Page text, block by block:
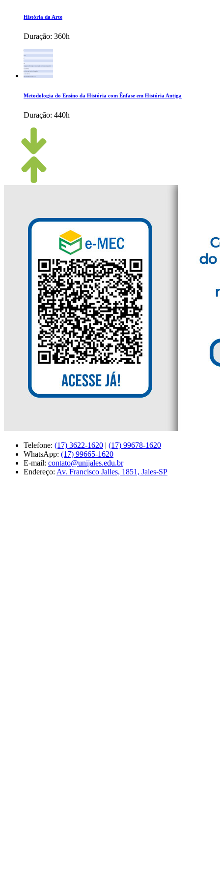
História da Arte
Duração: 360h
Metodologia do Ensino da História com Ênfase em História Antiga
Duração: 440h
Telefone: (17) 3622-1620 | (17) 99678-1620
WhatsApp: (17) 99665-1620
E-mail: contato@unijales.edu.br
Endereço: Av. Francisco Jalles, 1851, Jales-SP